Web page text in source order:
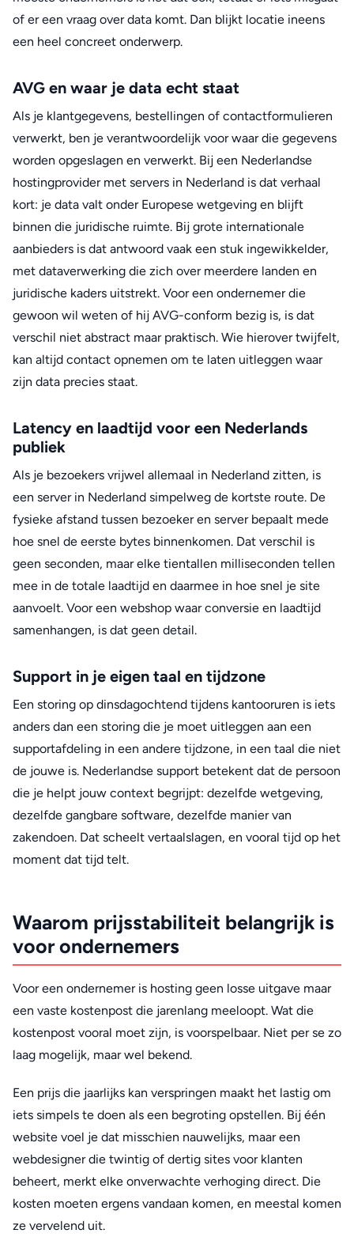
of er een vraag over data komt. Dan blijkt locatie ineens
een heel concreet onderwerp.
AVG en waar je data echt staat
Als je klantgegevens, bestellingen of contactformulieren
verwerkt, ben je verantwoordelijk voor waar die gegevens
worden opgeslagen en verwerkt. Bij een Nederlandse
hostingprovider met servers in Nederland is dat verhaal
kort: je data valt onder Europese wetgeving en blijft
binnen die juridische ruimte. Bij grote internationale
aanbieders is dat antwoord vaak een stuk ingewikkelder,
met dataverwerking die zich over meerdere landen en
juridische kaders uitstrekt. Voor een ondernemer die
gewoon wil weten of hij AVG-conform bezig is, is dat
verschil niet abstract maar praktisch. Wie hierover twijfelt,
kan altijd contact opnemen om te laten uitleggen waar
zijn data precies staat.
Latency en laadtijd voor een Nederlands
publiek
Als je bezoekers vrijwel allemaal in Nederland zitten, is
een server in Nederland simpelweg de kortste route. De
fysieke afstand tussen bezoeker en server bepaalt mede
hoe snel de eerste bytes binnenkomen. Dat verschil is
geen seconden, maar elke tientallen milliseconden tellen
mee in de totale laadtijd en daarmee in hoe snel je site
aanvoelt. Voor een webshop waar conversie en laadtijd
samenhangen, is dat geen detail.
Support in je eigen taal en tijdzone
Een storing op dinsdagochtend tijdens kantooruren is iets
anders dan een storing die je moet uitleggen aan een
supportafdeling in een andere tijdzone, in een taal die niet
de jouwe is. Nederlandse support betekent dat de persoon
die je helpt jouw context begrijpt: dezelfde wetgeving,
dezelfde gangbare software, dezelfde manier van
zakendoen. Dat scheelt vertaalslagen, en vooral tijd op het
moment dat tijd telt.
Waarom prijsstabiliteit belangrijk is
voor ondernemers
Voor een ondernemer is hosting geen losse uitgave maar
een vaste kostenpost die jarenlang meeloopt. Wat die
kostenpost vooral moet zijn, is voorspelbaar. Niet per se zo
laag mogelijk, maar wel bekend.
Een prijs die jaarlijks kan verspringen maakt het lastig om
iets simpels te doen als een begroting opstellen. Bij één
website voel je dat misschien nauwelijks, maar een
webdesigner die twintig of dertig sites voor klanten
beheert, merkt elke onverwachte verhoging direct. Die
kosten moeten ergens vandaan komen, en meestal komen
ze vervelend uit.